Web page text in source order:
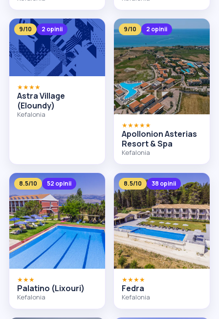
9/10 2 opinii
★★★★
Astra Village
(Eloundy)
Kefalonia
9/10 2 opinii
★★★★★
Apollonion Asterias
Resort & Spa
Kefalonia
8.5/10 52 opinii
★★★
Palatino (Lixouri)
Kefalonia
8.5/10 38 opinii
★★★★
Fedra
Kefalonia